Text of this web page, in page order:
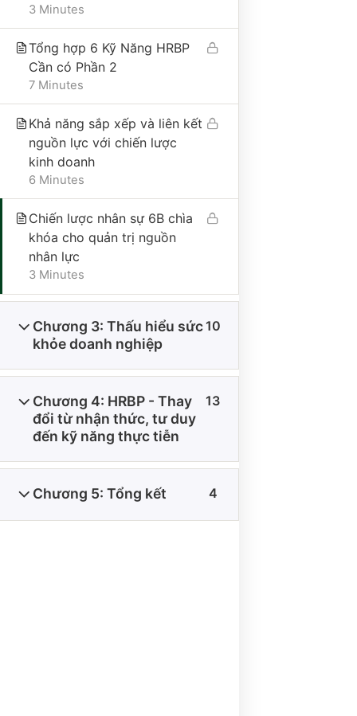
3 Minutes
Tổng hợp 6 Kỹ Năng HRBP
Cần có Phần 2
7 Minutes
Khả năng sắp xếp và liên kết
nguồn lực với chiến lược
kinh doanh
6 Minutes
Chiến lược nhân sự 6B chìa
khóa cho quản trị nguồn
nhân lực
3 Minutes
Chương 3: Thấu hiểu sức
khỏe doanh nghiệp
10
Chương 4: HRBP - Thay
đổi từ nhận thức, tư duy
đến kỹ năng thực tiễn
13
Chương 5: Tổng kết 4
Địa chỉ trụ sở chính: Số 25A, phố Trần Bình
Trọng, phường Cửa Nam, thành phố Hà Nội, Việt
Nam
Điện thoại: 0865495998
Email: hongduyen2206@gmail.com
VỀ CÔNG TY
Giới thiệu
Liên hệ
Tư vấn
Thư viện
Nhận tài liệu miễn phí
Cộng đồng 101QTNS
ĐIỀU KIỆN GIAO DỊCH CHUNG